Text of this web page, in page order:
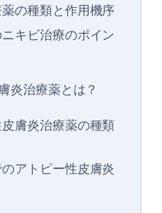
の種類と作用機序
キビ治療のポイン
炎治療薬とは？
膚炎治療薬の種類
アトピー性皮膚炎